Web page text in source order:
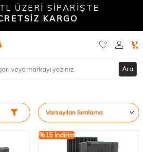
ÜZERİ SİPARİŞTE
KARGO
Ara
0 0
%15 İndirim